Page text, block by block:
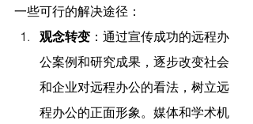
一些可行的解决途径：
观念转变 ：通过宣传成功的远程办
公案例和研究成果，逐步改变社会
和企业对远程办公的看法，树立远
程办公的正面形象。媒体和学术机